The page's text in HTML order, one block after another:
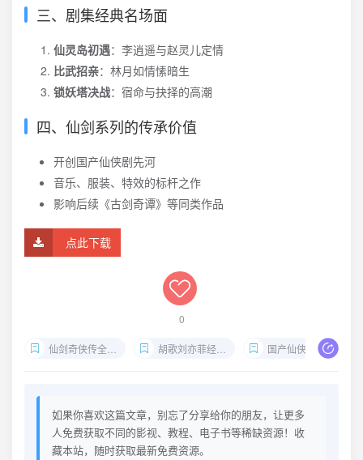
三、剧集经典名场面
仙灵岛初遇：李逍遥与赵灵儿定情
比武招亲：林月如情愫暗生
锁妖塔决战：宿命与抉择的高潮
四、仙剑系列的传承价值
开创国产仙侠剧先河
音乐、服装、特效的标杆之作
影响后续《古剑奇谭》等同类作品
点此下载
0
仙剑奇侠传全系列 胡歌刘亦菲经典剧 国产仙侠电视剧
如果你喜欢这篇文章，别忘了分享给你的朋友，让更多
人免费获取不同的影视、教程、电子书等稀缺资源！收
藏本站，随时获取最新免费资源。